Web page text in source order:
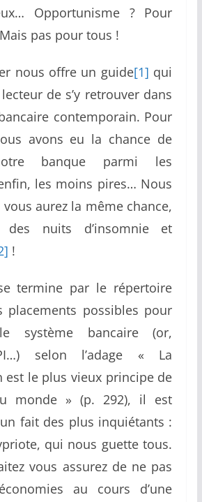
Opportunisme ? Pour
pas pour tous !
nous offre un guide[1] qui
de s’y retrouver dans
contemporain. Pour
avons eu la chance de
banque parmi les
les moins pires… Nous
aurez la même chance,
des nuits d’insomnie et
!
termine par le répertoire
placements possibles pour
système bancaire (or,
selon l’adage « La
est le plus vieux principe de
monde » (p. 292), il est
fait des plus inquiétants :
qui nous guette tous.
vous assurez de ne pas
au cours d’une